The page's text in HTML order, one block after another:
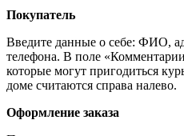
Покупатель
Введите данные о себе: ФИО,
телефона. В поле «Комментарии
которые могут пригодиться
доме считаются справа налево.
Оформление заказа